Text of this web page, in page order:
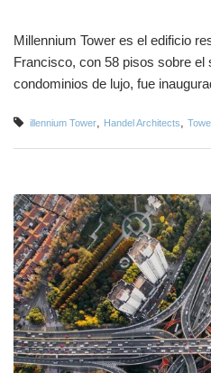
Millennium Tower es el edificio
Francisco, con 58 pisos sobre el
condominios de lujo, fue
illennium Tower Handel Architects